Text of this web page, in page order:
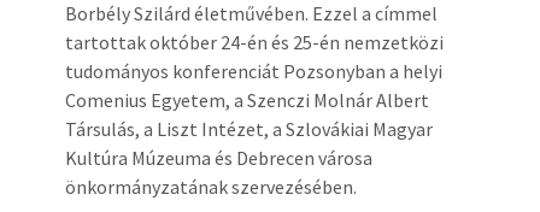
Borbély Szilárd életművében. Ezzel a címmel
tartottak október 24-én és 25-én nemzetközi
tudományos konferenciát Pozsonyban a helyi
Comenius Egyetem, a Szenczi Molnár Albert
Társulás, a Liszt Intézet, a Szlovákiai Magyar
Kultúra Múzeuma és Debrecen városa
önkormányzatának szervezésében.